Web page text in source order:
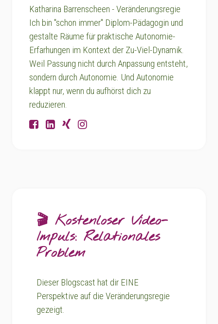
Katharina Barrenscheen - Veränderungsregie
Ich bin "schon immer" Diplom-Pädagogin und
gestalte Räume für praktische Autonomie-
Erfarhungen im Kontext der Zu-Viel-Dynamik.
Weil Passung nicht durch Anpassung entsteht,
sondern durch Autonomie. Und Autonomie
klappt nur, wenn du aufhörst dich zu
reduzieren.
🎬 Kostenloser Video-
Impuls: Relationales
Problem
Dieser Blogscast hat dir EINE
Perspektive auf die Veränderungsregie
gezeigt.